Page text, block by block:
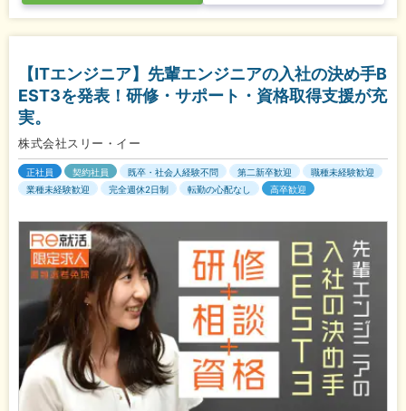
【ITエンジニア】先輩エンジニアの入社の決め手B
EST3を発表！研修・サポート・資格取得支援が充
実。
株式会社スリー・イー
正社員 契約社員 既卒・社会人経験不問 第二新卒歓迎
職種未経験歓迎
業種未経験歓迎
完全週休2日制 転勤の心配なし 高卒歓迎